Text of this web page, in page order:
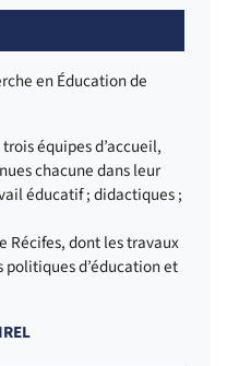
en Éducation de
équipes d’accueil,
chacune dans leur
éducatif ; didactiques ;
Récifes, dont les travaux
d’éducation et